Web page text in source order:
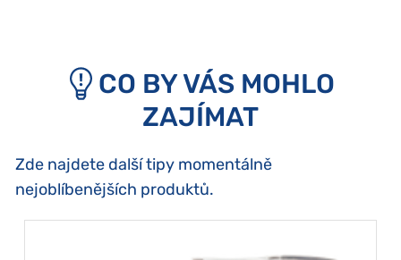
CO BY VÁS MOHLO
ZAJÍMAT
Zde najdete další tipy momentálně
nejoblíbenějších produktů.